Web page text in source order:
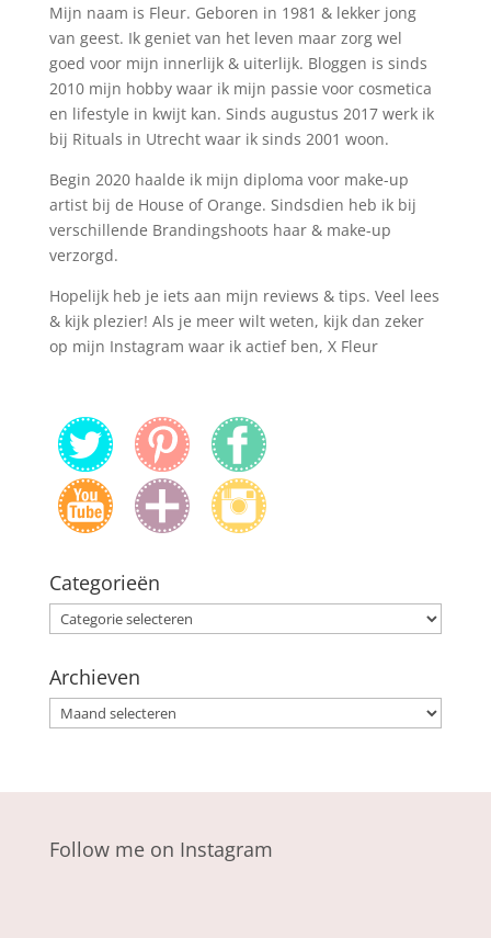
Mijn naam is Fleur. Geboren in 1981 & lekker jong
van geest. Ik geniet van het leven maar zorg wel
goed voor mijn innerlijk & uiterlijk. Bloggen is sinds
2010 mijn hobby waar ik mijn passie voor cosmetica
en lifestyle in kwijt kan. Sinds augustus 2017 werk ik
bij Rituals in Utrecht waar ik sinds 2001 woon.
Begin 2020 haalde ik mijn diploma voor make-up
artist bij de House of Orange. Sindsdien heb ik bij
verschillende Brandingshoots haar & make-up
verzorgd.
Hopelijk heb je iets aan mijn reviews & tips. Veel lees
& kijk plezier! Als je meer wilt weten, kijk dan zeker
op mijn Instagram waar ik actief ben, X Fleur
Categorieën
Categorieën
Archieven
Archieven
Follow me on Instagram